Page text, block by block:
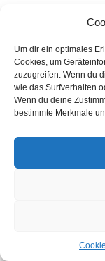
Um dir ein optimales
Cookies, um
zuzugreifen. Wenn du
wie das Surfverhalten
Wenn du deine
bestimmte Merkmale